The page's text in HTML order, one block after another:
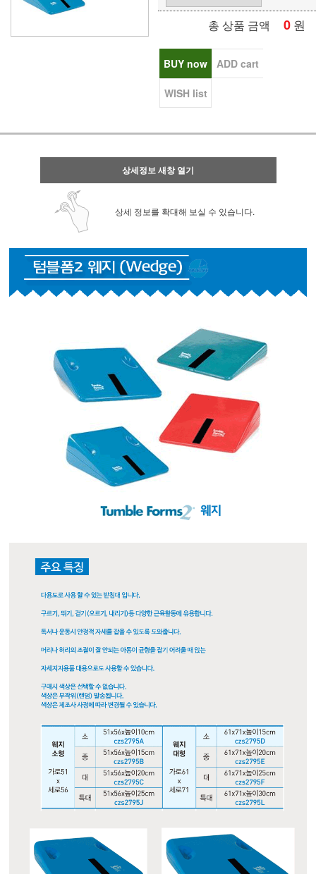
총 상품 금액 0 원
BUY now ADD cart
WISH list
상세정보 새창 열기
상세 정보를 확대해 보실 수 있습니다.